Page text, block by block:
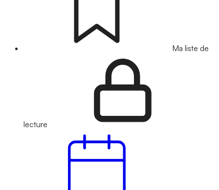
Ma liste de
lecture